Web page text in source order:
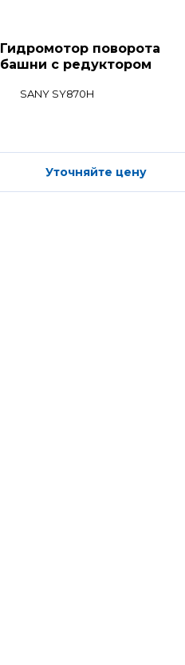
Гидромотор поворота
башни с редуктором
SANY SY870H
Уточняйте цену